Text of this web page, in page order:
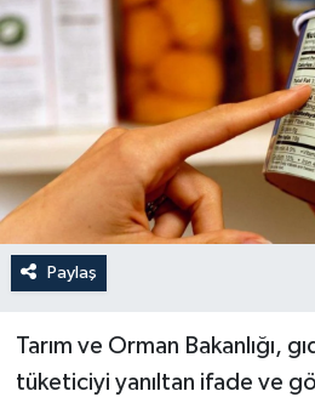
Paylaş
Tarım ve Orman Bakanlığı,
tüketiciyi yanıltan ifade ve